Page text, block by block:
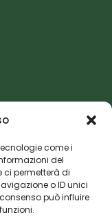
come i
del
ci permetterà di
o ID unici
può influire